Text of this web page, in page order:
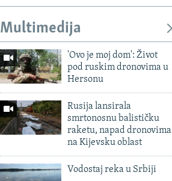
Multimedija
'Ovo je moj dom': Život
pod ruskim dronovima u
Hersonu
Rusija lansirala
smrtonosnu balističku
raketu, napad dronovima
na Kijevsku oblast
Vodostaj reka u Srbiji